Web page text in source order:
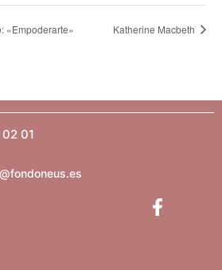
«Empoderarte» Katherine Macbeth
01